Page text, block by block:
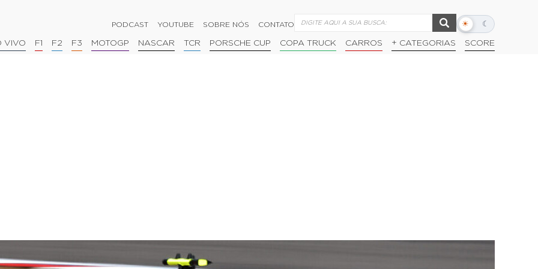
PODCAST YOUTUBE SOBRE NÓS CONTATO ☀ ☾
Alternar
escuro
VIVO F1 F2 F3 MOTOGP NASCAR TCR PORSCHE CUP COPA TRUCK CARROS + CATEGORIAS SCORE